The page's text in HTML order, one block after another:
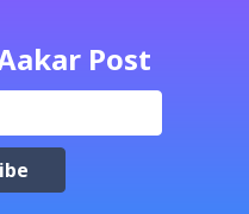
Open Regional
Options & tick on
instal....east
it might ask for
Post